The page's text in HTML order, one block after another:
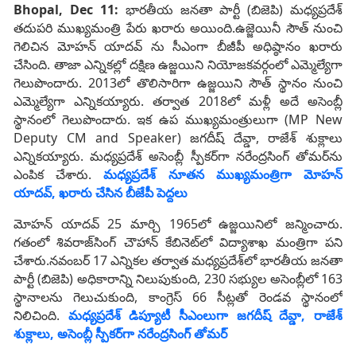
Bhopal, Dec 11: భారతీయ జనతా పార్టీ (బిజెపి) మధ్యప్రదేశ్
తదుపరి ముఖ్యమంత్రి పేరు ఖరారు అయింది.ఉజ్జెయినీ సౌత్ నుంచి
గెలిచిన మోహన్ యాదవ్ ను సీఎంగా బీజీపీ అధిష్ఠానం ఖరారు
చేసింది. తాజా ఎన్నికల్లో దక్షిణ ఉజ్జయిని నియోజకవర్గంలో ఎమ్మెల్యేగా
గెలుపొందారు. 2013లో తొలిసారిగా ఉజ్జయిని సౌత్ స్థానం నుంచి
ఎమ్మెల్యేగా ఎన్నికయ్యారు. తర్వాత 2018లో మళ్లీ అదే అసెంబ్లీ
స్థానంలో గెలుపొందారు. ఇక ఉప ముఖ్యమంత్రులుగా (MP New
Deputy CM and Speaker) జగదీష్‌ దేవ్డా, రాజేశ్‌ శుక్లాలు
ఎన్నికయ్యారు. మధ్యప్రదేశ్‌ అసెంబ్లీ స్పీకర్‌గా నరేంద్రసింగ్‌ తోమర్‌ను
ఎంపిక చేశారు.మధ్యప్రదేశ్ నూతన ముఖ్యమంత్రిగా మోహన్
యాదవ్, ఖరారు చేసిన బీజేపీ పెద్దలు
మోహన్‌ యాదవ్‌ 25 మార్చి 1965లో ఉజ్జయినిలో జన్మించారు.
గతంలో శివరాజ్‌సింగ్‌ చౌహాన్‌ కేబినెట్‌లో విద్యాశాఖ మంత్రిగా పని
చేశారు.నవంబర్ 17 ఎన్నికల తర్వాత మధ్యప్రదేశ్‌లో భారతీయ జనతా
పార్టీ (బిజెపి) అధికారాన్ని నిలుపుకుంది, 230 సభ్యుల అసెంబ్లీలో 163
​​స్థానాలను గెలుచుకుంది, కాంగ్రెస్ 66 సీట్లతో రెండవ స్థానంలో
నిలిచింది. మధ్యప్రదేశ్‌ డిప్యూటీ సీఎంలుగా జగదీష్‌ దేవ్డా, రాజేశ్‌
శుక్లాలు, అసెంబ్లీ స్పీకర్‌గా నరేంద్రసింగ్‌ తోమర్‌